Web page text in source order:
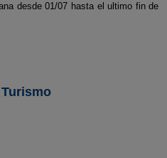
desde 01/07 hasta el ultimo fin de